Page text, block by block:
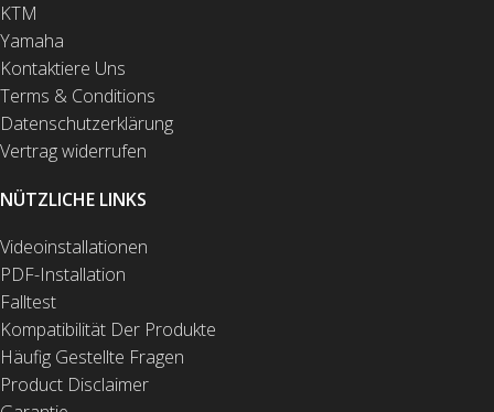
KTM
Yamaha
Kontaktiere Uns
Terms & Conditions
Datenschutzerklärung
Vertrag widerrufen
NÜTZLICHE LINKS
Videoinstallationen
PDF-Installation
Falltest
Kompatibilität Der Produkte
Häufig Gestellte Fragen
Product Disclaimer